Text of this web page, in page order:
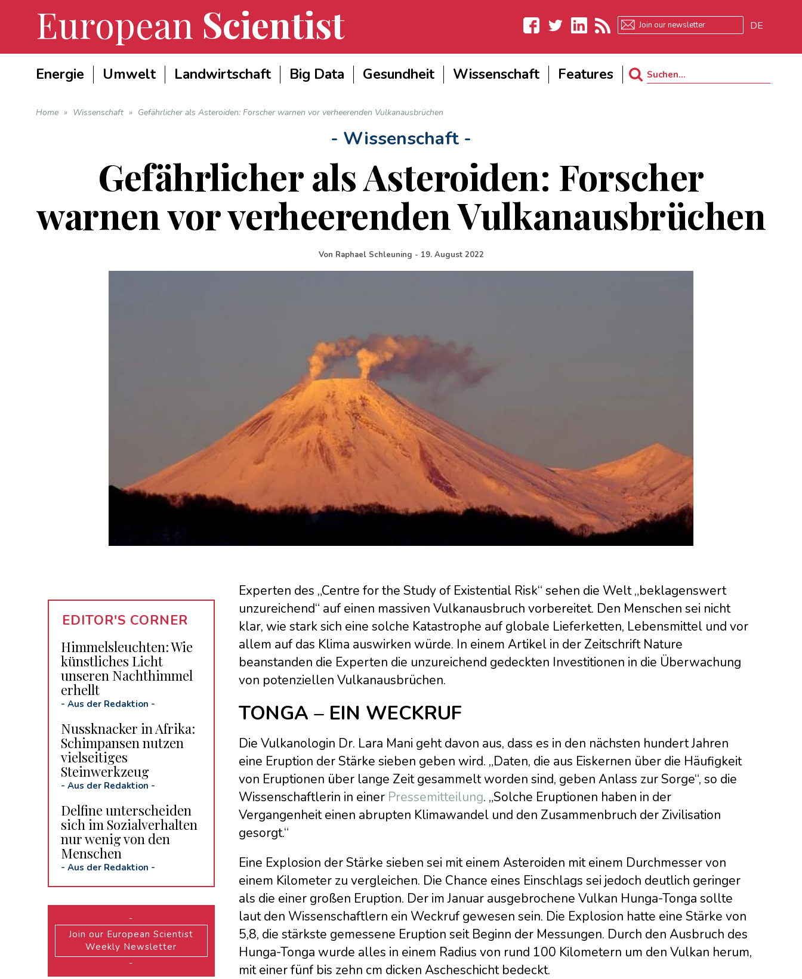
European Scientist
FacebookTwitter
DE
Energie Umwelt Landwirtschaft Big Data Gesundheit Wissenschaft Features
Search
Home » Wissenschaft » Gefährlicher als Asteroiden: Forscher warnen vor verheerenden Vulkanausbrüchen
- Wissenschaft -
Gefährlicher als Asteroiden: Forscher
warnen vor verheerenden Vulkanausbrüchen
Von Raphael Schleuning - 19. August 2022
Experten des „Centre for the Study of Existential Risk“ sehen die Welt „beklagenswert
unzureichend“ auf einen massiven Vulkanausbruch vorbereitet. Den Menschen sei nicht
klar, wie stark sich eine solche Katastrophe auf globale Lieferketten, Lebensmittel und vor
allem auf das Klima auswirken würde. In einem Artikel in der Zeitschrift Nature
beanstanden die Experten die unzureichend gedeckten Investitionen in die Überwachung
von potenziellen Vulkanausbrüchen.
TONGA – EIN WECKRUF
Die Vulkanologin Dr. Lara Mani geht davon aus, dass es in den nächsten hundert Jahren
eine Eruption der Stärke sieben geben wird. „Daten, die aus Eiskernen über die Häufigkeit
von Eruptionen über lange Zeit gesammelt worden sind, geben Anlass zur Sorge“, so die
Wissenschaftlerin in einer Pressemitteilung. „Solche Eruptionen haben in der
Vergangenheit einen abrupten Klimawandel und den Zusammenbruch der Zivilisation
gesorgt.“
Eine Explosion der Stärke sieben sei mit einem Asteroiden mit einem Durchmesser von
einem Kilometer zu vergleichen. Die Chance eines Einschlags sei jedoch deutlich geringer
als die einer großen Eruption. Der im Januar ausgebrochene Vulkan Hunga-Tonga sollte
laut den Wissenschaftlern ein Weckruf gewesen sein. Die Explosion hatte eine Stärke von
5,8, die stärkste gemessene Eruption seit Beginn der Messungen. Durch den Ausbruch des
Hunga-Tonga wurde alles in einem Radius von rund 100 Kilometern um den Vulkan herum,
mit einer fünf bis zehn cm dicken Ascheschicht bedeckt.
EDITOR'S CORNER
Himmelsleuchten: Wie
künstliches Licht
unseren Nachthimmel
erhellt
- Aus der Redaktion -
Nussknacker in Afrika:
Schimpansen nutzen
vielseitiges
Steinwerkzeug
- Aus der Redaktion -
Delfine unterscheiden
sich im Sozialverhalten
nur wenig von den
Menschen
- Aus der Redaktion -
-
Join our European Scientist
Weekly Newsletter
-